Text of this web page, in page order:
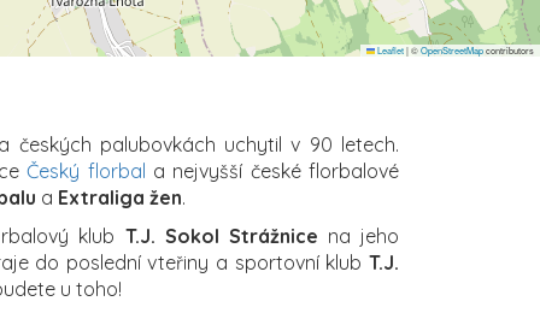
Leaflet|©OpenStreetMapcontributors
českých palubovkách uchytil v 90 letech.
Český florbal a nejvyšší české florbalové
a Extraliga žen.
klub T.J. Sokol Strážnice na jeho
do poslední vteřiny a sportovní klub T.J.
u toho!